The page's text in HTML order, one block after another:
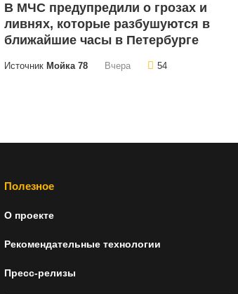
В МЧС предупредили о грозах и
ливнях, которые разбушуются в
ближайшие часы в Петербурге
Источник Мойка 78 Вчера 54
Полезное
О проекте
Рекомендательные технологии
Пресс-релизы